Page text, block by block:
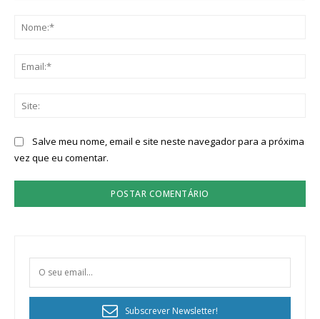
Salve meu nome, email e site neste navegador para a próxima
vez que eu comentar.
Subscrever Newsletter!